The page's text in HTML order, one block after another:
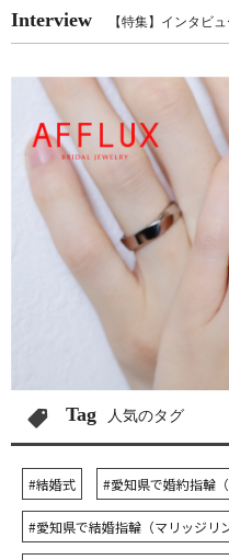
Interview 【特集】インタビュ
Tag 人気のタグ
#結婚式 #愛知県で婚約指輪
#愛知県で結婚指輪（マリッジリン